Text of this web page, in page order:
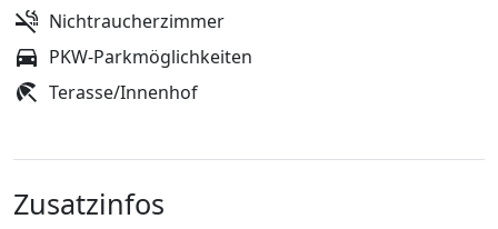
Nichtraucherzimmer
PKW-Parkmöglichkeiten
Terasse/Innenhof
Zusatzinfos